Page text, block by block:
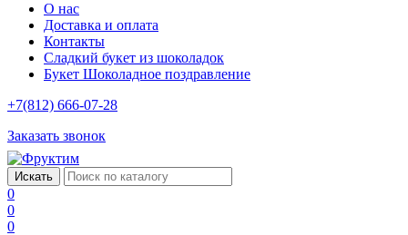
О нас
Доставка и оплата
Контакты
Сладкий букет из шоколадок
Букет Шоколадное поздравление
+7(812) 666-07-28
Заказать звонок
0
0
0